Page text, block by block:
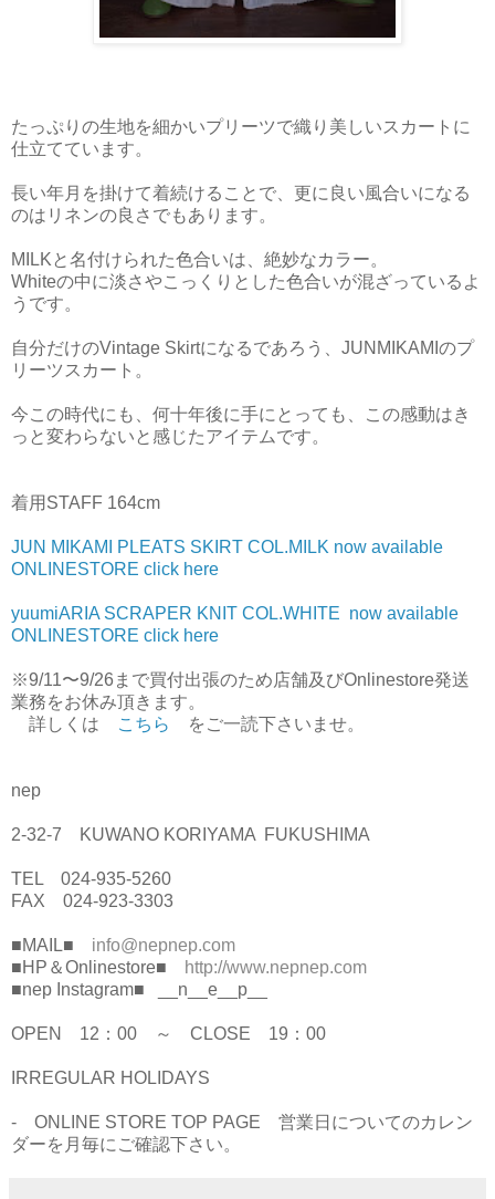
たっぷりの生地を細かいプリーツで織り美しいスカートに
仕立てています。
長い年月を掛けて着続けることで、更に良い風合いになる
のはリネンの良さでもあります。
MILKと名付けられた色合いは、絶妙なカラー。
Whiteの中に淡さやこっくりとした色合いが混ざっているよ
うです。
自分だけのVintage Skirtになるであろう、JUNMIKAMIのプ
リーツスカート。
今この時代にも、何十年後に手にとっても、この感動はき
っと変わらないと感じたアイテムです。
着用STAFF 164cm
JUN MIKAMI PLEATS SKIRT COL.MILK now available
ONLINESTORE click here
yuumiARIA SCRAPER KNIT COL.WHITE now available
ONLINESTORE click here
※9/11〜9/26まで買付出張のため店舗及びOnlinestore発送
業務をお休み頂きます。
詳しくは
こちら をご一読下さいませ。
nep
2-32-7 KUWANO KORIYAMA FUKUSHIMA
TEL 024-935-5260
FAX 024-923-3303
■MAIL■ info@nepnep.com
■HP＆Onlinestore■
http://www.nepnep.com
■nep Instagram■ __n__e__p__
OPEN 12：00 ～ CLOSE 19：00
IRREGULAR HOLIDAYS
- ONLINE STORE TOP PAGE 営業日についてのカレン
ダーを月毎にご確認下さい。